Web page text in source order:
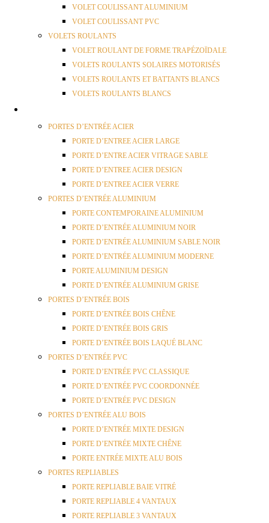
VOLET COULISSANT ALUMINIUM
VOLET COULISSANT PVC
VOLETS ROULANTS
VOLET ROULANT DE FORME TRAPÉZOÏDALE
VOLETS ROULANTS SOLAIRES MOTORISÉS
VOLETS ROULANTS ET BATTANTS BLANCS
VOLETS ROULANTS BLANCS
PORTES D’ENTRÉE ACIER
PORTE D’ENTREE ACIER LARGE
PORTE D’ENTRE ACIER VITRAGE SABLE
PORTE D’ENTREE ACIER DESIGN
PORTE D’ENTREE ACIER VERRE
PORTES D’ENTRÉE ALUMINIUM
PORTE CONTEMPORAINE ALUMINIUM
PORTE D’ENTRÉE ALUMINIUM NOIR
PORTE D’ENTRÉE ALUMINIUM SABLE NOIR
PORTE D’ENTRÉE ALUMINIUM MODERNE
PORTE ALUMINIUM DESIGN
PORTE D’ENTRÉE ALUMINIUM GRISE
PORTES D’ENTRÉE BOIS
PORTE D’ENTRÉE BOIS CHÊNE
PORTE D’ENTRÉE BOIS GRIS
PORTE D’ENTRÉE BOIS LAQUÉ BLANC
PORTES D’ENTRÉE PVC
PORTE D’ENTRÉE PVC CLASSIQUE
PORTE D’ENTRÉE PVC COORDONNÉE
PORTE D’ENTRÉE PVC DESIGN
PORTES D’ENTRÉE ALU BOIS
PORTE D’ENTRÉE MIXTE DESIGN
PORTE D’ENTRÉE MIXTE CHÊNE
PORTE ENTRÉE MIXTE ALU BOIS
PORTES REPLIABLES
PORTE REPLIABLE BAIE VITRÉ
PORTE REPLIABLE 4 VANTAUX
PORTE REPLIABLE 3 VANTAUX